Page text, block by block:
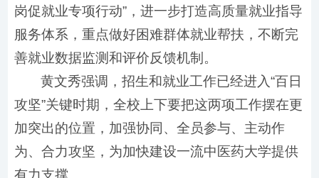
岗促就业专项行动”，进一步打造高质量就业指导
服务体系，重点做好困难群体就业帮扶，不断完
善就业数据监测和评价反馈机制。
黄文秀强调，招生和就业工作已经进入“百日
攻坚”关键时期，全校上下要把这两项工作摆在更
加突出的位置，加强协同、全员参与、主动作
为、合力攻坚，为加快建设一流中医药大学提供